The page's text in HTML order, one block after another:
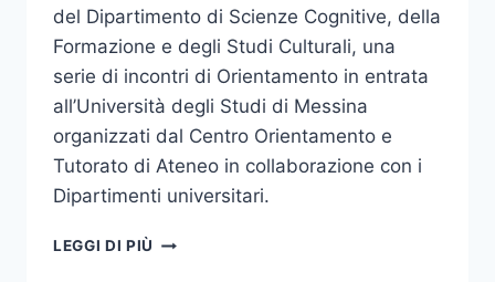
del Dipartimento di Scienze Cognitive, della
Formazione e degli Studi Culturali, una
serie di incontri di Orientamento in entrata
all’Università degli Studi di Messina
organizzati dal Centro Orientamento e
Tutorato di Ateneo in collaborazione con i
Dipartimenti universitari.
LEGGI DI PIÙ OPEN